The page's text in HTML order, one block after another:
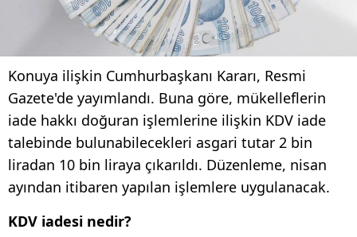
Konuya ilişkin Cumhurbaşkanı Kararı, Resmi
Gazete'de yayımlandı. Buna göre, mükelleflerin
iade hakkı doğuran işlemlerine ilişkin KDV iade
talebinde bulunabilecekleri asgari tutar 2 bin
liradan 10 bin liraya çıkarıldı. Düzenleme, nisan
ayından itibaren yapılan işlemlere uygulanacak.
KDV iadesi nedir?